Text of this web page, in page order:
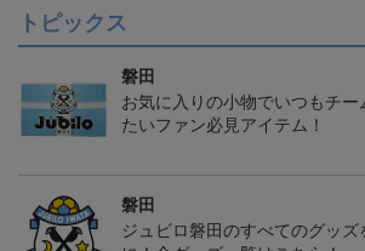
トピックス
磐田
お気に入りの小物でいつもチ
たいファン必見アイテム！
磐田
ジュビロ磐田のすべてのグッ